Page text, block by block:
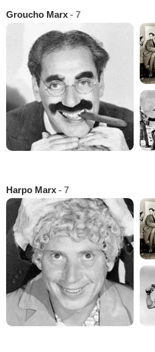
Groucho Marx - 7
Harpo Marx - 7